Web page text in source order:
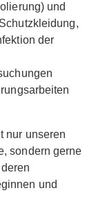
und
der
nur unseren
sondern gerne
und